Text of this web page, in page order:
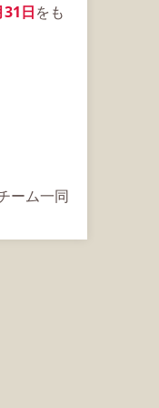
日をも
ーム一同